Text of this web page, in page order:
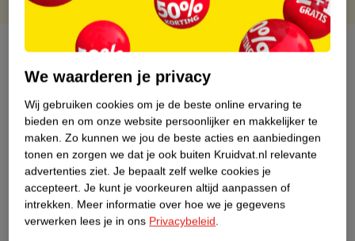
Over dit product
Productinformatie
Etiketinformatie
Nature Impact Score
Dit product heeft (nog) geen Nature
Impact Score.
We waarderen je privacy
Wij gebruiken cookies om je de beste online ervaring te
bieden en om onze website persoonlijker en makkelijker te
maken. Zo kunnen we jou de beste acties en aanbiedingen
tonen en zorgen we dat je ook buiten Kruidvat.nl relevante
advertenties ziet. Je bepaalt zelf welke cookies je
accepteert. Je kunt je voorkeuren altijd aanpassen of
intrekken. Meer informatie over hoe we je gegevens
verwerken lees je in ons Privacybeleid.